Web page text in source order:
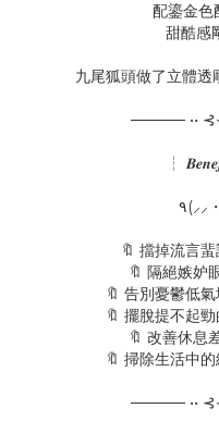
配鎏金色
甜酷感
九尾狐頭做了立體透
───── ••
┆
🔖 擋掉流言
🔖 隔絕嫉妒
🔖 告別憂鬱低
🔖 擺脫提不起
🔖 改善休息
🔖 掃除生活中
───── ••